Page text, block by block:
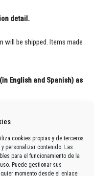
cookies propias y de terceros
personalizar contenido. Las
para el funcionamiento de la
Puede gestionar sus
momento desde el enlace
detail.
will be shipped. Items made
English and Spanish) as